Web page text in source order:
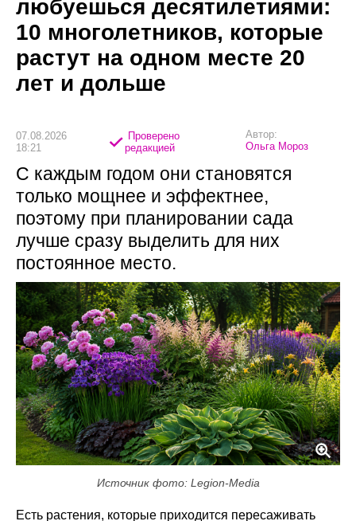
любуешься десятилетиями:
10 многолетников, которые
растут на одном месте 20
лет и дольше
07.08.2026
18:21
Проверено
редакцией
Автор:
Ольга Мороз
С каждым годом они становятся
только мощнее и эффектнее,
поэтому при планировании сада
лучше сразу выделить для них
постоянное место.
Источник фото: Legion-Media
Есть растения, которые приходится пересаживать